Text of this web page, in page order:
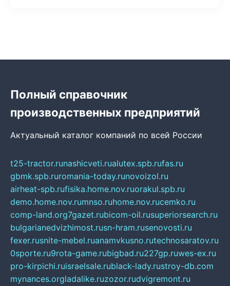
Полный справочник
производственных предприятий
Актуальный каталог компаний по всей России
t25-tractor.runashicveti.rualutex.spb.rufas.ru
gbmk.spb.ruromania-today.runovoizol.ru
airheat-spb.rufisika.home.nov.ruorakul.spb.ru
demo.home.nov.rumnso.ruhome.nov.rucemko.ru
comp-land.org7gazet.rubicom-oil.rusuperiorsearch.ru
bulgarianedvizhimost.rusn-hram.rusenovosti.ru
fexer.rusnite-mebel.ruanamvkusno.rutechnosaratov.ru
0sporte.ru9rota-game.rubigbad.ru227gp.ruwes-ex.ru
pro-kirpichi.ruisraelsale.rublack-lady.rustroy-db.com
mynances.orgladalike.ruzozor.rudvigremont.ru